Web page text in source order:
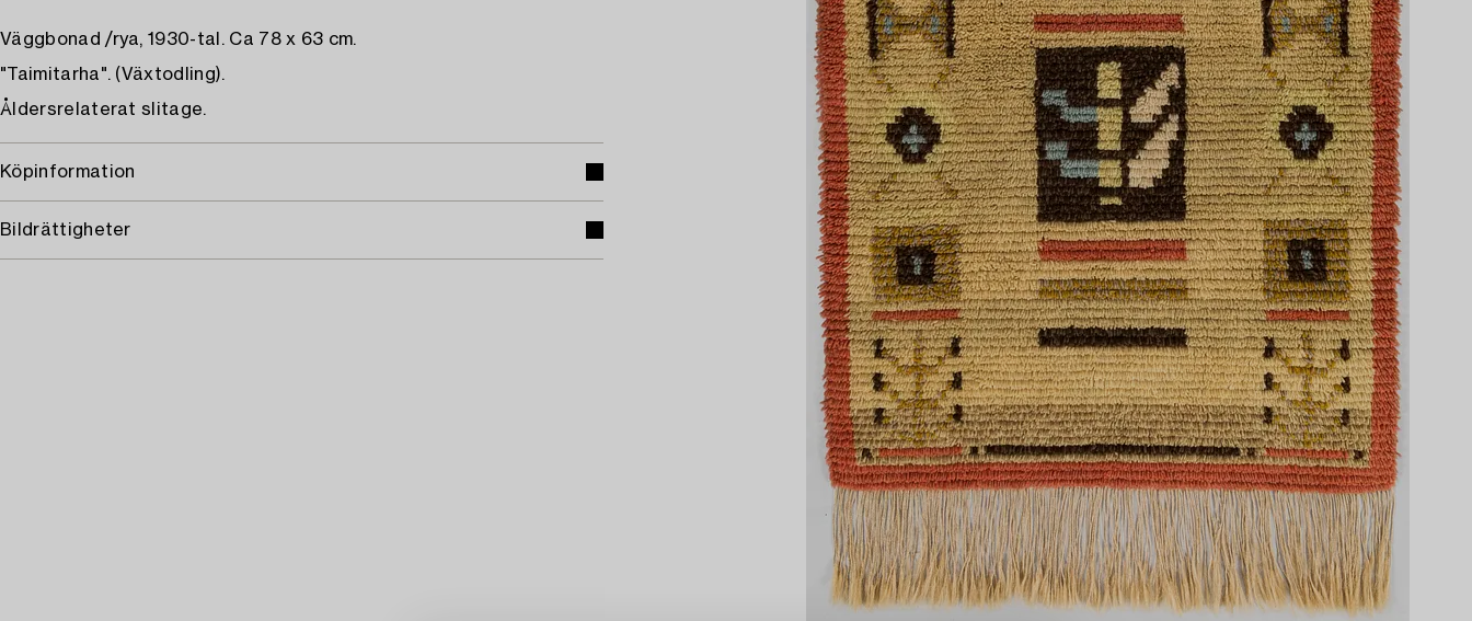
Väggbonad /rya, 1930-tal. Ca 78 x 63 cm.
"Taimitarha". (Växtodling).
Åldersrelaterat slitage.
Köpinformation
Bildrättigheter